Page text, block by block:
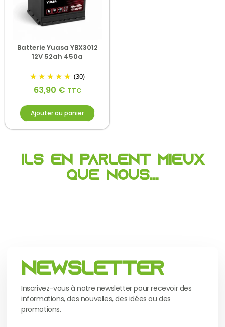
Batterie Yuasa YBX3012
12V 52ah 450a
(30)
63,90 € TTC
Ajouter au panier
Ils en parlent mieux
que nous...
Newsletter
Inscrivez-vous à notre newsletter pour recevoir des
informations, des nouvelles, des idées ou des
promotions.